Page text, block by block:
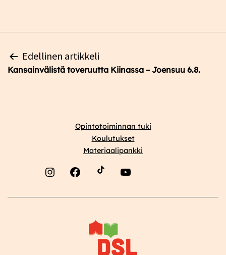
Artikkelien
selaus
Edellinen artikkeli
Kansainvälistä toveruutta Kiinassa – Joensuu 6.8.
Opintotoiminnan tuki
Koulutukset
Materiaalipankki